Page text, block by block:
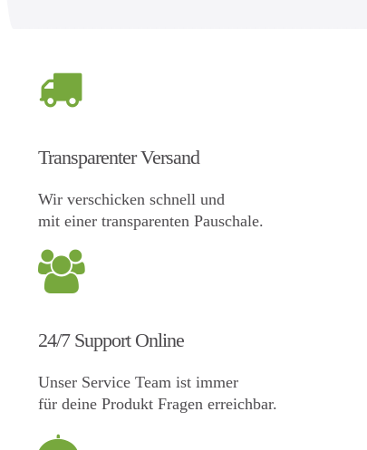
Transparenter Versand
Wir verschicken schnell und
mit einer transparenten Pauschale.
24/7 Support Online
Unser Service Team ist immer
für deine Produkt Fragen erreichbar.